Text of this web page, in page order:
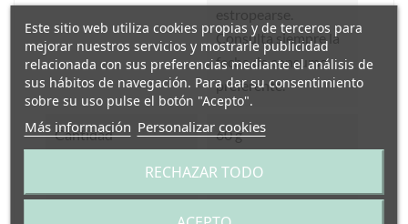
estropearse.
Consulta siempre la
fecha de consumo
preferente.
Cantidad 60 g
Este sitio web utiliza cookies propias y de terceros para
mejorar nuestros servicios y mostrarle publicidad
relacionada con sus preferencias mediante el análisis de
sus hábitos de navegación. Para dar su consentimiento
sobre su uso pulse el botón "Acepto".
Más información Personalizar cookies
RECHAZAR TODO